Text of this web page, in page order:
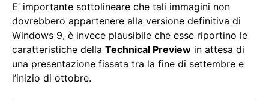
E’ importante sottolineare che tali immagini non
dovrebbero appartenere alla versione definitiva di
Windows 9, è invece plausibile che esse riportino le
caratteristiche della Technical Preview in attesa di
una presentazione fissata tra la fine di settembre e
l’inizio di ottobre.